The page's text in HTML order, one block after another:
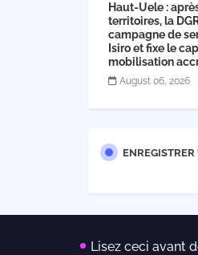
Haut-Uele :
territoires, la
campagne de
Isiro et fixe le
mobilisation
August 06, 2026
Lisez ceci avant